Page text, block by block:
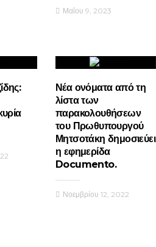
Μαΐου 9, 2023
Νέα ονόματα από τη
λίστα των
παρακολουθήσεων
του Πρωθυπουργού
Μητσοτάκη δημοσιεύει
η εφημερίδα
Documento.
Νοεμβρίου 12, 2022